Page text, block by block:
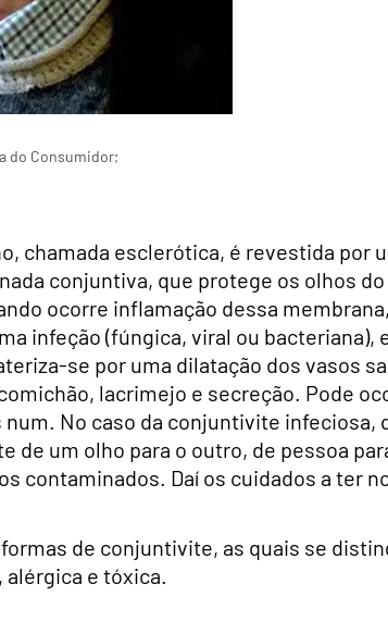
do Consumidor;
chamada esclerótica, é revestida por
conjuntiva, que protege os olhos
ocorre inflamação dessa
infeção (fúngica, viral ou bacteriana),
se por uma dilatação dos vasos
lacrimejo e secreção. Pode
No caso da conjuntivite infeciosa,
de um olho para o outro, de pessoa
contaminados. Daí os cuidados a ter
de conjuntivite, as quais se
e tóxica.